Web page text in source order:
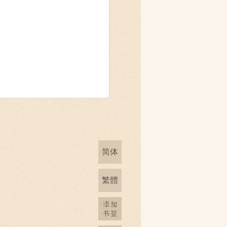
简体
繁體